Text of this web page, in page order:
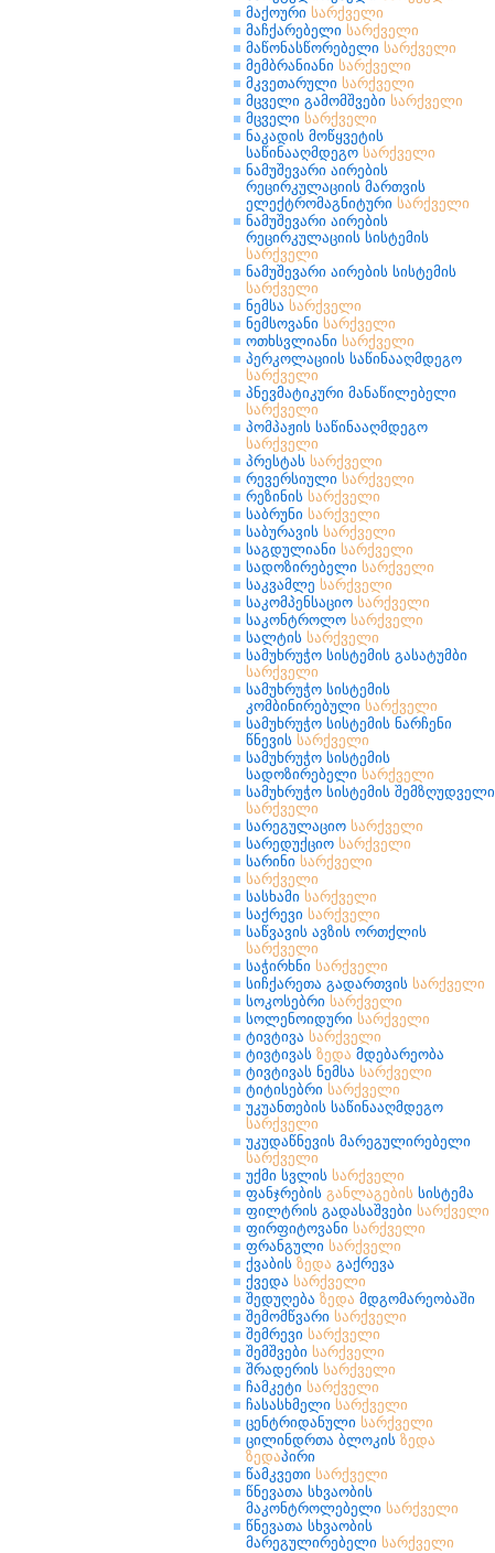
მაქოური სარქველი
მაჩქარებელი სარქველი
მაწონასწორებელი სარქველი
მემბრანიანი სარქველი
მკვეთარული სარქველი
მცველი გამომშვები სარქველი
მცველი სარქველი
ნაკადის მოწყვეტის
საწინააღმდეგო სარქველი
ნამუშევარი აირების
რეცირკულაციის მართვის
ელექტრომაგნიტური სარქველი
ნამუშევარი აირების
რეცირკულაციის სისტემის
სარქველი
ნამუშევარი აირების სისტემის
სარქველი
ნემსა სარქველი
ნემსოვანი სარქველი
ოთხსვლიანი სარქველი
პერკოლაციის საწინააღმდეგო
სარქველი
პნევმატიკური მანაწილებელი
სარქველი
პომპაჟის საწინააღმდეგო
სარქველი
პრესტას სარქველი
რევერსიული სარქველი
რეზინის სარქველი
საბრუნი სარქველი
საბურავის სარქველი
საგდულიანი სარქველი
სადოზირებელი სარქველი
საკვამლე სარქველი
საკომპენსაციო სარქველი
საკონტროლო სარქველი
სალტის სარქველი
სამუხრუჭო სისტემის გასატუმბი
სარქველი
სამუხრუჭო სისტემის
კომბინირებული სარქველი
სამუხრუჭო სისტემის ნარჩენი
წნევის სარქველი
სამუხრუჭო სისტემის
სადოზირებელი სარქველი
სამუხრუჭო სისტემის შემზღუდველი
სარქველი
სარეგულაციო სარქველი
სარედუქციო სარქველი
სარინი სარქველი
სარქველი
სასხამი სარქველი
საქრევი სარქველი
საწვავის ავზის ორთქლის
სარქველი
საჭირხნი სარქველი
სიჩქარეთა გადართვის სარქველი
სოკოსებრი სარქველი
სოლენოიდური სარქველი
ტივტივა სარქველი
ტივტივას ზედა მდებარეობა
ტივტივას ნემსა სარქველი
ტიტისებრი სარქველი
უკუანთების საწინააღმდეგო
სარქველი
უკუდაწნევის მარეგულირებელი
სარქველი
უქმი სვლის სარქველი
ფანჯრების განლაგების სისტემა
ფილტრის გადასაშვები სარქველი
ფირფიტოვანი სარქველი
ფრანგული სარქველი
ქვაბის ზედა გაქრევა
ქვედა სარქველი
შედუღება ზედა მდგომარეობაში
შემომწვარი სარქველი
შემრევი სარქველი
შემშვები სარქველი
შრადერის სარქველი
ჩამკეტი სარქველი
ჩასასხმელი სარქველი
ცენტრიდანული სარქველი
ცილინდრთა ბლოკის ზედა
ზედაპირი
წამკვეთი სარქველი
წნევათა სხვაობის
მაკონტროლებელი სარქველი
წნევათა სხვაობის
მარეგულირებელი სარქველი